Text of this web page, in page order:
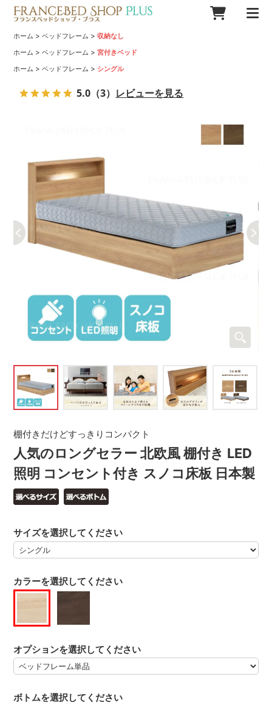
ホーム >ベッドフレーム >収納なし
ホーム >ベッドフレーム >宮付きベッド
ホーム >ベッドフレーム > シングル
人気のロングセラー 北欧風 棚付き LED
照明 コンセント付き スノコ床板 日本製
棚付きだけどすっきりコンパクト
カラーを選択してください
サイズを選択してください
オプションを選択してください
ボトムを選択してください
5.0 （3） レビューを見る